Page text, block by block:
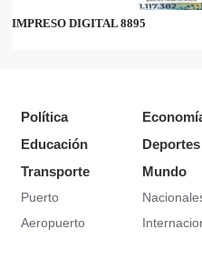
IMPRESO DIGITAL 8895
Política
Educación
Deportes
Transporte
Puerto
Aeropuerto
Mundo